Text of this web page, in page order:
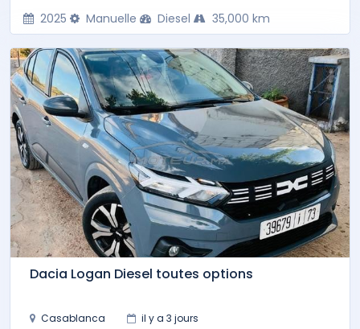
2025 Manuelle Diesel 35,000 km
Dacia Logan Diesel toutes options
Casablanca il y a 3 jours